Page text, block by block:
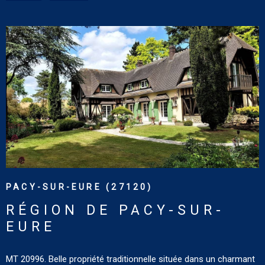
PACY-SUR-EURE (27120)
RÉGION DE PACY-SUR-
EURE
MT 20996. Belle propriété traditionnelle située dans un charmant
VOIR LE BIEN
Pièces
PIÈCES
CRITÈRES SUPPLÉMENTAIRES
Piscine Parking
Terrasse
RECHERCHER